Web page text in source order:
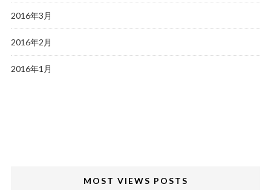
2016年3月
2016年2月
2016年1月
MOST VIEWS POSTS